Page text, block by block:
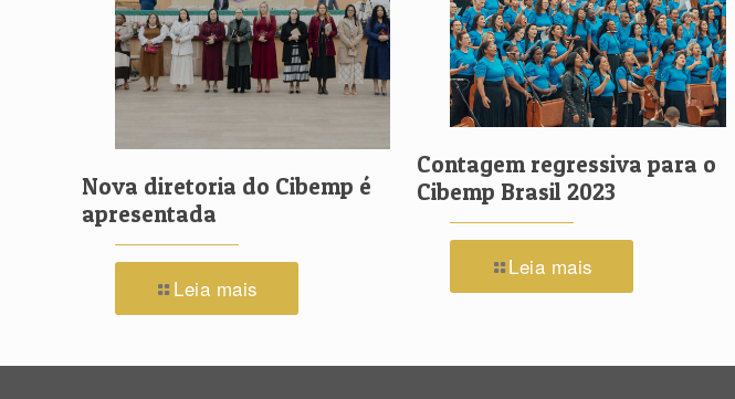
Nova diretoria do Cibemp é
apresentada
Leia mais
Contagem regressiva para o
Cibemp Brasil 2023
Leia mais